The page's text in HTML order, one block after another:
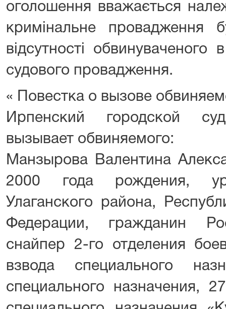
оголошення вважається
кримінальне провадження
відсутності обвинуваченого
судового провадження.
« Повестка о вызове
Ирпенский городской
вызывает обвиняемого:
Манзырова Валентина
2000 года рождения,
Улаганского района,
Федерации, гражданин
снайпер 2-го отделения
взвода специального
специального назначения,